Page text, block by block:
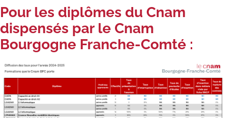
Formulaire de contact
Formations
Trouver votre formation
OFFRE EN BFC
OFFRE NATIONALE
Pour les diplômes du Cnam
dispensés par le Cnam
Bourgogne Franche-Comté :